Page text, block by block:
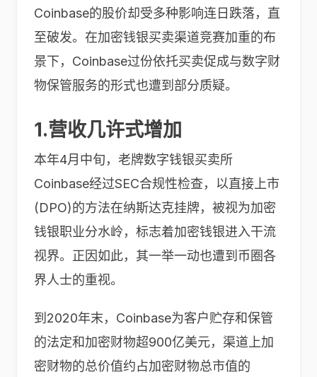
Coinbase的股价却受多种影响连日跌落，直
至破发。在加密钱银买卖渠道竞赛加重的布
景下，Coinbase过份依托买卖促成与数字财
物保管服务的形式也遭到部分质疑。
1.营收几许式增加
本年4月中旬，老牌数字钱银买卖所
Coinbase经过SEC合规性检查，以直接上市
(DPO)的方法在纳斯达克挂牌，被视为加密
钱银职业分水岭，标志着加密钱银进入干流
视界。正因如此，其一举一动也遭到币圈各
界人士的重视。
到2020年末，Coinbase为客户贮存和保管
的法定和加密财物超900亿美元，渠道上加
密财物的总价值约占加密财物总市值的